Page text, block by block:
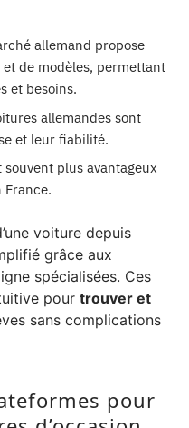
allemand propose
de modèles, permettant
et besoins.
allemandes sont
et leur fiabilité.
souvent plus avantageux
France.
voiture depuis
grâce aux
spécialisées. Ces
pour trouver et
sans complications
pour